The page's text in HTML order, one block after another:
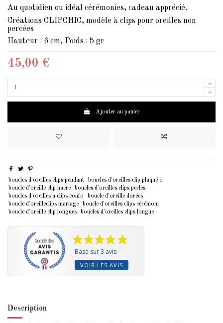
Au quotidien ou idéal cérémonies, cadeau apprécié.
Créations CLIPCHIC, modèle à clips pour oreilles non
percées
Hauteur : 6 cm, Poids : 5 gr
45,00 €
Ajouter au panier
boucles d'oreilles clips pendant
boucles d'oreilles clip plaqué o
boucle d'oreille clip nacre
boucles d'oreilles clips perles
boucles d'oreilles a clips confo
boucle d'oreille dorées
boucle d'oreilleclips mariage
boucle d'oreilles clips cérémoni
boucle d'oreille clip longues
boucles d'oreilles clips longue
Basé sur 3 avis
VOIR LES AVIS
Description